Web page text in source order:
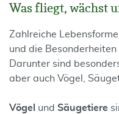
Was fliegt, wächst
Zahlreiche
und die
Darunter sind
aber auch Vögel,
Vögel und Säugetiere